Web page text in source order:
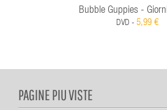
Bubble Guppies -
DVD - 5,99 €
PAGINE PIU VISTE